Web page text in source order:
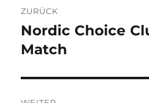
ZURÜCK
Vorheriger
Beitrag:
Nordic Choice
Match